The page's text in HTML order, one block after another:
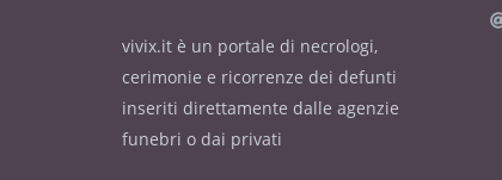
vivix.it è un portale di necrologi,
cerimonie e ricorrenze dei defunti
inseriti direttamente dalle agenzie
funebri o dai privati